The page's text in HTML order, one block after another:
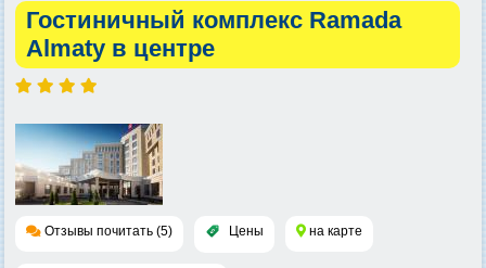
Гостиничный комплекс Ramada
Almaty в центре
Отзывы почитать (5) Цены на карте